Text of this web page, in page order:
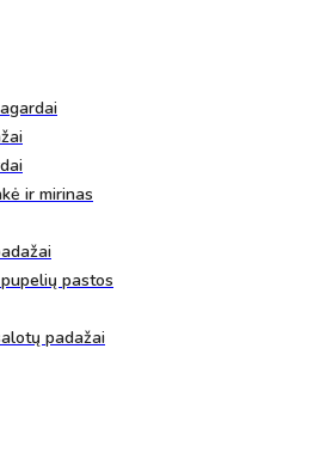
ir mirinas
pastos
padažai